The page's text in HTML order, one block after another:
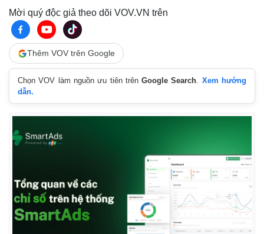
Mời quý độc giả theo dõi VOV.VN trên
Thêm VOV trên Google
Chọn VOV làm nguồn ưu tiên trênGoogle Search. Xem hướng
dẫn.